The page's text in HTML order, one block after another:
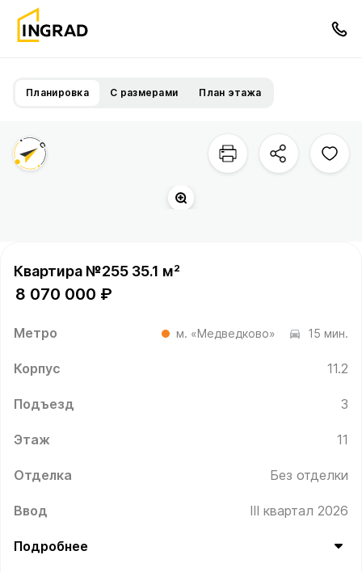
Планировка С размерами План этажа
Квартира №255 35.1 м²
8 070 000 ₽
Метро м. «Медведково» 15 мин.
Корпус 11.2
Подъезд 3
Этаж 11
Отделка Без отделки
Ввод III квартал 2026
Подробнее